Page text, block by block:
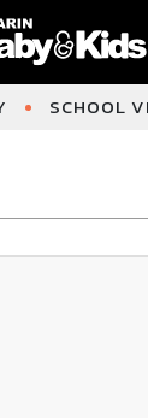
SCHOOL